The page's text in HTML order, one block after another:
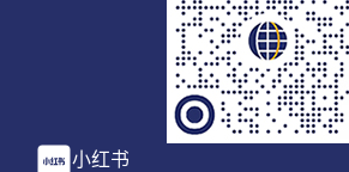
小红书